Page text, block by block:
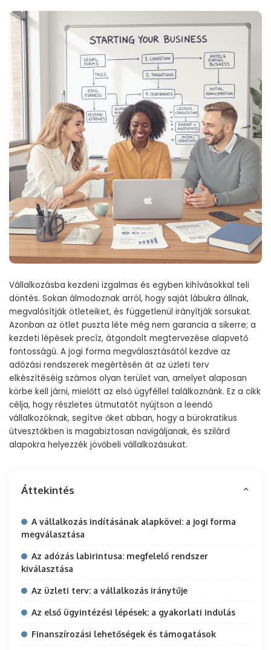
Vállalkozásba kezdeni izgalmas és egyben kihívásokkal teli
döntés. Sokan álmodoznak arról, hogy saját lábukra állnak,
megvalósítják ötleteiket, és függetlenül irányítják sorsukat.
Azonban az ötlet puszta léte még nem garancia a sikerre; a
kezdeti lépések precíz, átgondolt megtervezése alapvető
fontosságú. A jogi forma megválasztásától kezdve az
adózási rendszerek megértésén át az üzleti terv
elkészítéséig számos olyan terület van, amelyet alaposan
körbe kell járni, mielőtt az első ügyféllel találkoznánk. Ez a cikk
célja, hogy részletes útmutatót nyújtson a leendő
vállalkozóknak, segítve őket abban, hogy a bürokratikus
útvesztőkben is magabiztosan navigáljanak, és szilárd
alapokra helyezzék jövőbeli vállalkozásukat.
Áttekintés
A vállalkozás indításának alapkövei: a jogi forma
megválasztása
Az adózás labirintusa: megfelelő rendszer
kiválasztása
Az üzleti terv: a vállalkozás iránytűje
Az első ügyintézési lépések: a gyakorlati indulás
Finanszírozási lehetőségek és támogatások